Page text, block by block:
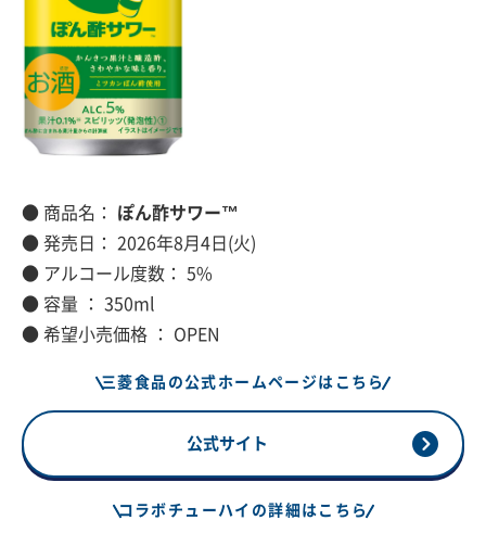
● 商品名： ぽん酢サワー™
● 発売日： 2026年8月4日(火)
● アルコール度数： 5%
● 容量 ： 350ml
● 希望小売価格 ： OPEN
三菱食品の公式ホームページはこちら
公式サイト
コラボチューハイの詳細はこちら